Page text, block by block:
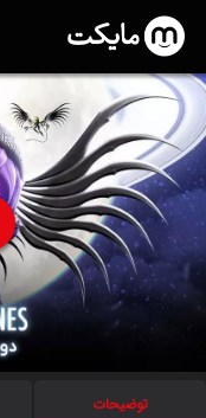
انیمیشن ربات های
2021
۱,۶۰۰ 95% ۷.۷
ساخت بریتانیا سال 2021
سریال
انیمیشن اکشن
عاشقانه
توضیحات